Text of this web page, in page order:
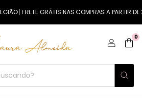
| FRETE GRÁTIS NAS COMPRAS A PARTIR DE
0